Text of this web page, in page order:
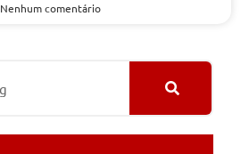
Nenhum comentário